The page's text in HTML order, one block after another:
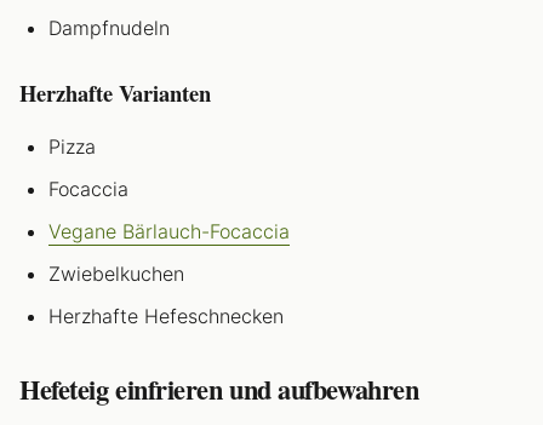
Dampfnudeln
Herzhafte Varianten
Pizza
Focaccia
Vegane Bärlauch-Focaccia
Zwiebelkuchen
Herzhafte Hefeschnecken
Hefeteig einfrieren und aufbewahren